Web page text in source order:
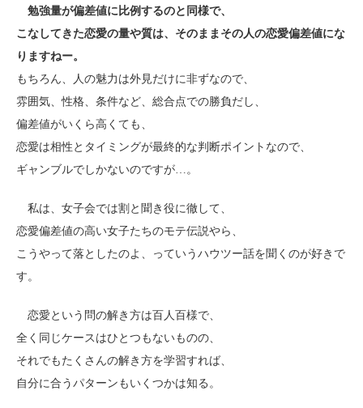
勉強量が偏差値に比例するのと同様で、
こなしてきた恋愛の量や質は、そのままその人の恋愛偏差値にな
りますねー。
もちろん、人の魅力は外見だけに非ずなので、
雰囲気、性格、条件など、総合点での勝負だし、
偏差値がいくら高くても、
恋愛は相性とタイミングが最終的な判断ポイントなので、
ギャンブルでしかないのですが…。
私は、女子会では割と聞き役に徹して、
恋愛偏差値の高い女子たちのモテ伝説やら、
こうやって落としたのよ、っていうハウツー話を聞くのが好きで
す。
恋愛という問の解き方は百人百様で、
全く同じケースはひとつもないものの、
それでもたくさんの解き方を学習すれば、
自分に合うパターンもいくつかは知る。